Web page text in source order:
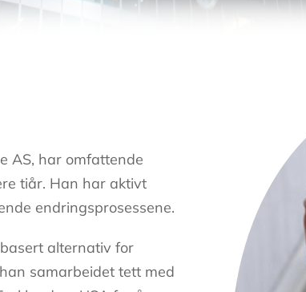
AS, har omfattende
tiår. Han har aktivt
endringsprosessene.
alternativ for
samarbeidet tett med